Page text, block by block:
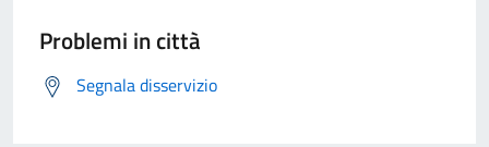
Problemi in città
Segnala disservizio